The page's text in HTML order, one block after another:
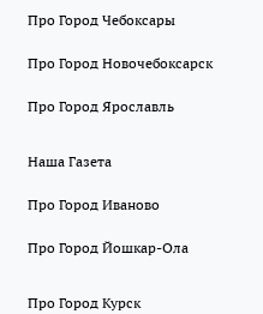
Про Город Чебоксары
Про Город Новочебоксарск
Про Город Ярославль
Наша Газета
Про Город Иваново
Про Город Йошкар-Ола
Про Город Курск